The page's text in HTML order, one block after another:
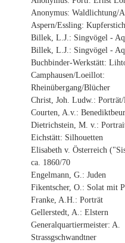
Anonymus: Waldlichtung/
Aspern/Essling:
Billek, L.J.: Singvögel -
Billek, L.J.: Singvögel -
Buchbinder-Werkstätt:
Camphausen/Loeillot:
Rheinübergang/Blücher
Christ, Joh. Ludw.:
Courten, A.v.:
Dietrichstein, M. v.:
Eichstätt: Silhouetten
Elisabeth v. Österreich
ca. 1860/70
Engelmann, G.: Juden
Fikentscher, O.: Solat mit
Franke, A.H.: Porträt
Gellerstedt, A.: Elstern
Generalquartiermeister: A.
Strassgschwandtner